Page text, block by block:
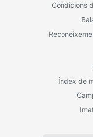
Condicions
Índex de